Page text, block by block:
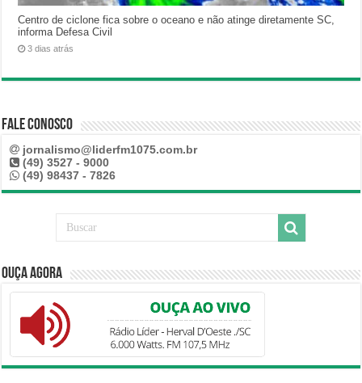
Centro de ciclone fica sobre o oceano e não atinge diretamente SC,
informa Defesa Civil
3 dias atrás
Fale Conosco
jornalismo@liderfm1075.com.br
(49) 3527 - 9000
(49) 98437 - 7826
Ouça Agora